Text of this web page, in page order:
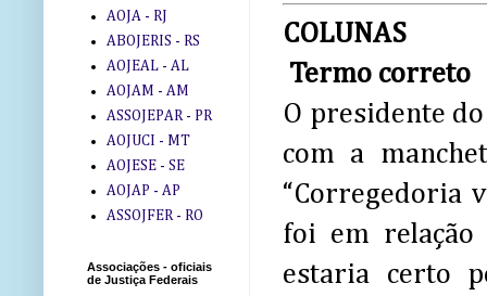
COLUNAS
Termo correto
O presidente
com a
“Corregedoria
foi em relação
estaria certo
AOJA - RJ
ABOJERIS - RS
AOJEAL - AL
AOJAM - AM
ASSOJEPAR - PR
AOJUCI - MT
AOJESE - SE
AOJAP - AP
ASSOJFER - RO
Associações - oficiais
de Justiça Federais